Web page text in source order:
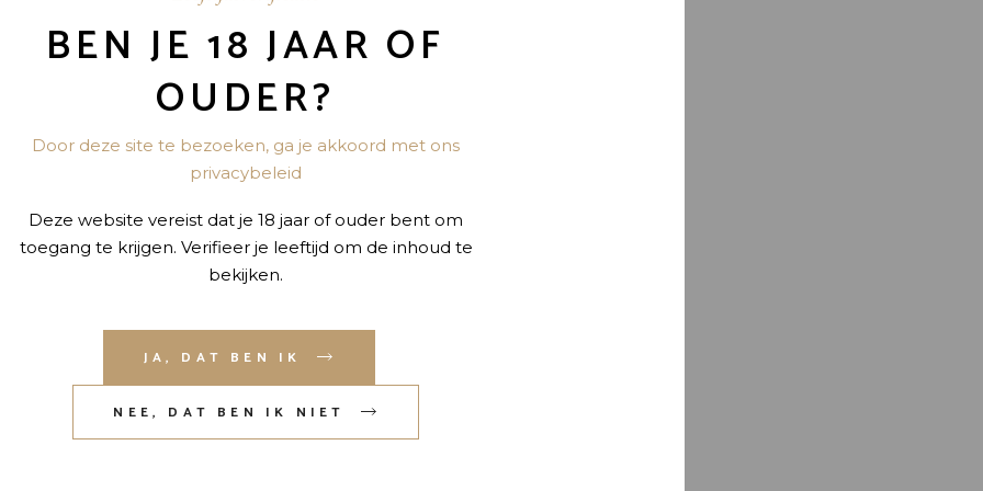
BEN JE 18 JAAR OF
OUDER?
Door deze site te bezoeken, ga je akkoord met ons
privacybeleid
Deze website vereist dat je 18 jaar of ouder bent om
toegang te krijgen. Verifieer je leeftijd om de inhoud te
bekijken.
JA, DAT BEN IK
NEE, DAT BEN IK NIET
“VAT 69 0,7L” TE BEOORDELEN
Vereiste velden zijn gemarkeerd met